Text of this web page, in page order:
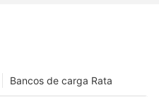
Bancos de carga Rata